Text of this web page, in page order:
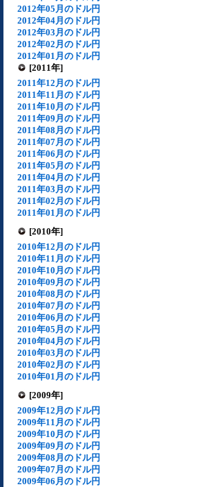
2012年05月のドル円
2012年04月のドル円
2012年03月のドル円
2012年02月のドル円
2012年01月のドル円
[2011年]
2011年12月のドル円
2011年11月のドル円
2011年10月のドル円
2011年09月のドル円
2011年08月のドル円
2011年07月のドル円
2011年06月のドル円
2011年05月のドル円
2011年04月のドル円
2011年03月のドル円
2011年02月のドル円
2011年01月のドル円
[2010年]
2010年12月のドル円
2010年11月のドル円
2010年10月のドル円
2010年09月のドル円
2010年08月のドル円
2010年07月のドル円
2010年06月のドル円
2010年05月のドル円
2010年04月のドル円
2010年03月のドル円
2010年02月のドル円
2010年01月のドル円
[2009年]
2009年12月のドル円
2009年11月のドル円
2009年10月のドル円
2009年09月のドル円
2009年08月のドル円
2009年07月のドル円
2009年06月のドル円